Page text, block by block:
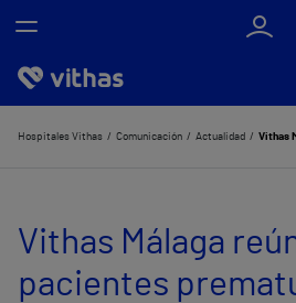
Nosotros
Servicios de salud
Equipo médico y asistencial
Hospitales Vithas Comunicación Actualidad
Vithas Málaga
pacientes